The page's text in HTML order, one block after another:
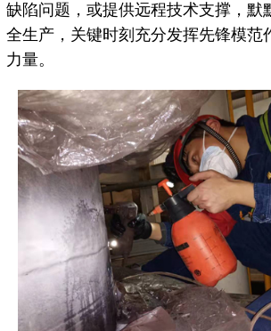
缺陷问题，或提供远程技术支撑，默
全生产，关键时刻充分发挥先锋模范
力量。